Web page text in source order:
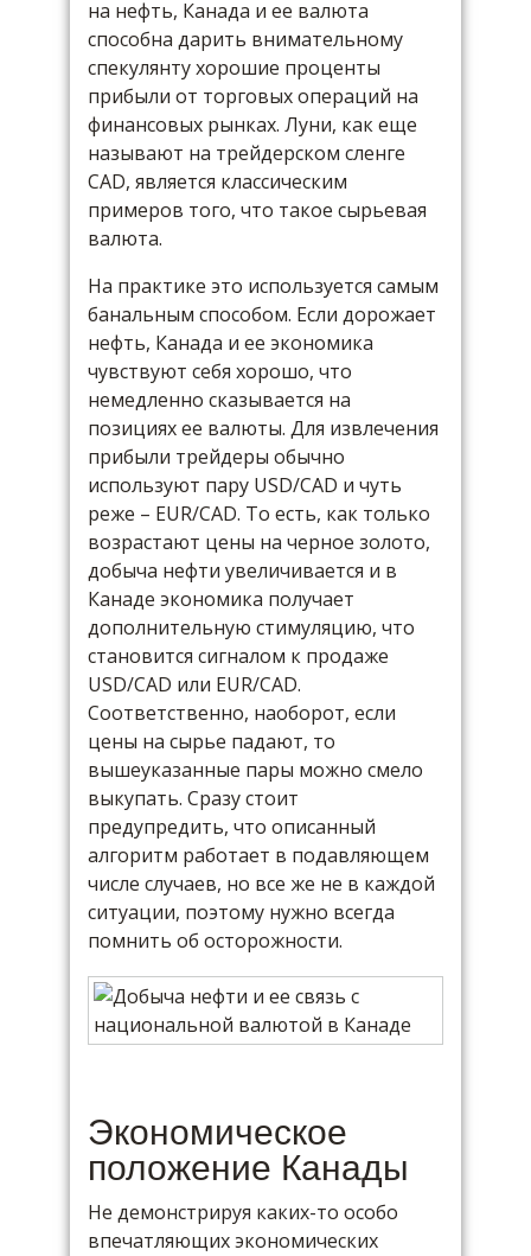
на нефть, Канада и ее валюта
способна дарить внимательному
спекулянту хорошие проценты
прибыли от торговых операций на
финансовых рынках. Луни, как еще
называют на трейдерском сленге
CAD, является классическим
примеров того, что такое сырьевая
валюта.
На практике это используется самым
банальным способом. Если дорожает
нефть, Канада и ее экономика
чувствуют себя хорошо, что
немедленно сказывается на
позициях ее валюты. Для извлечения
прибыли трейдеры обычно
используют пару USD/CAD и чуть
реже – EUR/CAD. То есть, как только
возрастают цены на черное золото,
добыча нефти увеличивается и в
Канаде экономика получает
дополнительную стимуляцию, что
становится сигналом к продаже
USD/CAD или EUR/CAD.
Соответственно, наоборот, если
цены на сырье падают, то
вышеуказанные пары можно смело
выкупать. Сразу стоит
предупредить, что описанный
алгоритм работает в подавляющем
числе случаев, но все же не в каждой
ситуации, поэтому нужно всегда
помнить об осторожности.
Экономическое
положение Канады
Не демонстрируя каких-то особо
впечатляющих экономических